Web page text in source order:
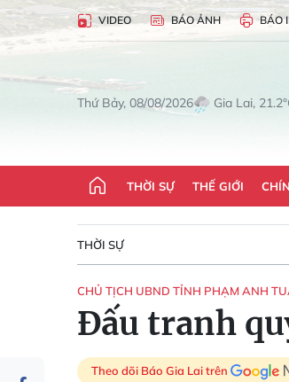
VIDEO BÁO ẢNH BÁO
Thứ Bảy, 08/08/2026 Gia Lai,
THỜI SỰ THẾ GIỚI
THỜI SỰ
CHỦ TỊCH UBND TỈNH PHẠM ANH
Đấu tranh
Theo dõi Báo Gia Lai trên